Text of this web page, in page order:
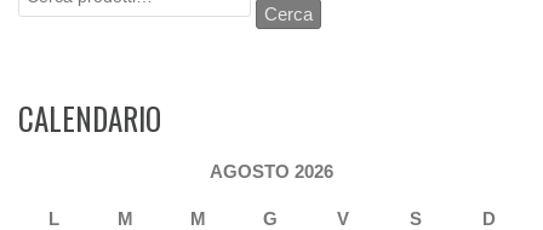
Cerca
CALENDARIO
AGOSTO 2026
L M M G V S
D